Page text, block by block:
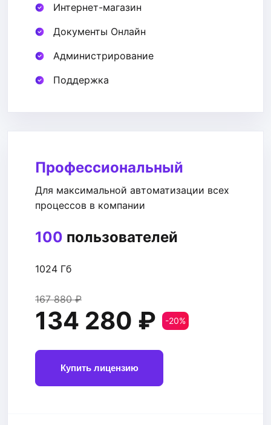
Интернет-магазин
Документы Онлайн
Администрирование
Поддержка
Профессиональный
Для максимальной автоматизации всех
процессов в компании
100 пользователей
1024 Гб
167 880 ₽
134 280 ₽ -20%
Купить лицензию